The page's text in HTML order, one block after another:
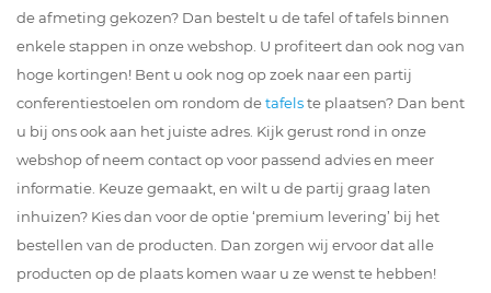
de afmeting gekozen? Dan bestelt u de tafel of tafels binnen
enkele stappen in onze webshop. U profiteert dan ook nog van
hoge kortingen! Bent u ook nog op zoek naar een partij
conferentiestoelen om rondom detafelste plaatsen? Dan bent
u bij ons ook aan het juiste adres. Kijk gerust rond in onze
webshop of neem contact op voor passend advies en meer
informatie. Keuze gemaakt, en wilt u de partij graag laten
inhuizen? Kies dan voor de optie ‘premium levering’ bij het
bestellen van de producten. Dan zorgen wij ervoor dat alle
producten op de plaats komen waar u ze wenst te hebben!